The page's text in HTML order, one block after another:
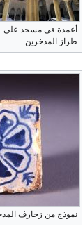
أعمدة في مسجد على
طراز المدخرين.
نموذج من زخارف